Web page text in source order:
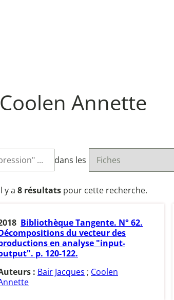
Coolen Annette
dans les
y a 8 résultats pour cette recherche.
Bibliothèque Tangente. N° 62.
du vecteur des
en analyse "input-
p. 120-122.
: Bair Jacques ; Coolen